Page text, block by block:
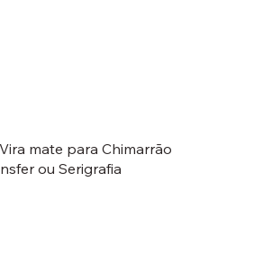
mate para Chimarrão
ou Serigrafia